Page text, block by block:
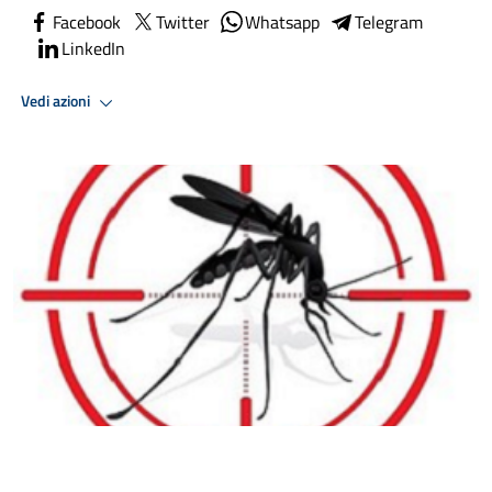
Facebook Twitter Whatsapp
Telegram
LinkedIn
Vedi azioni